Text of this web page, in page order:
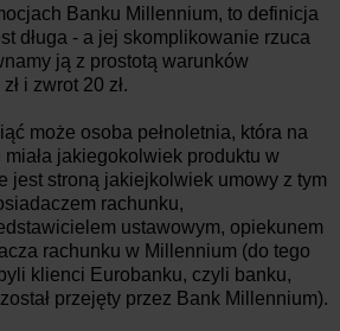
Banku Millennium, to definicja
długa - a jej skomplikowanie rzuca
ją z prostotą warunków
i zwrot 20 zł.
może osoba pełnoletnia, która na
jakiegokolwiek produktu w
jest stroną jakiejkolwiek umowy z tym
rachunku,
ustawowym, opiekunem
rachunku w Millennium (do tego
klienci Eurobanku, czyli banku,
przejęty przez Bank Millennium).